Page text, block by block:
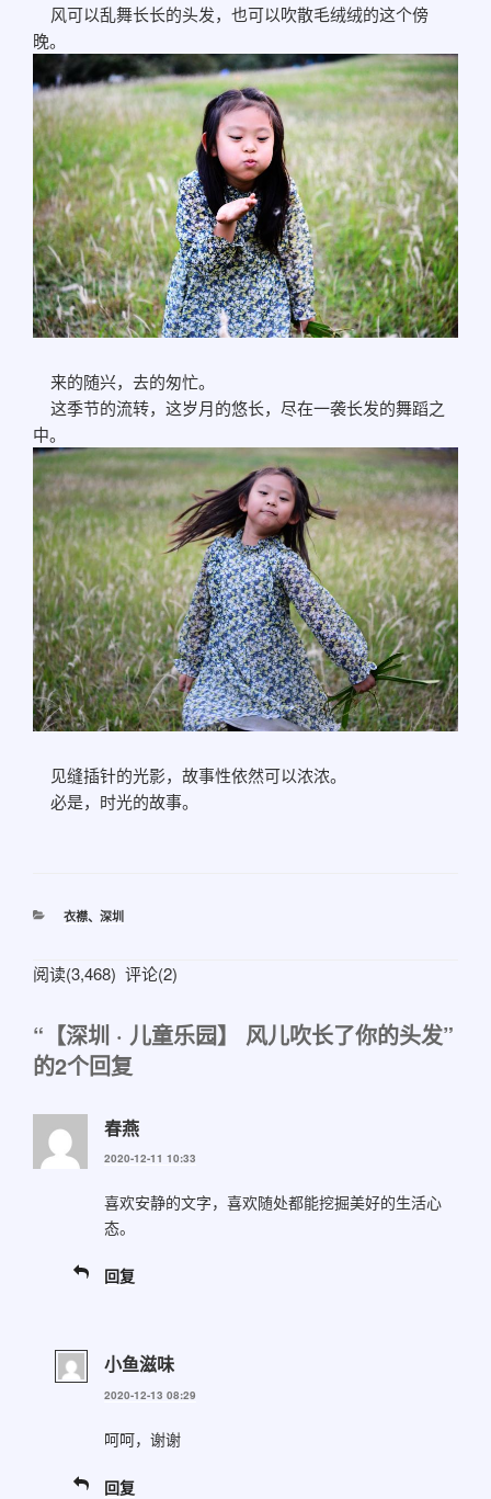
风可以乱舞长长的头发，也可以吹散毛绒绒的这个傍
晚。
来的随兴，去的匆忙。
这季节的流转，这岁月的悠长，尽在一袭长发的舞蹈之
中。
见缝插针的光影，故事性依然可以浓浓。
必是，时光的故事。
分
衣襟、 深圳
阅读(3,468) 评论(2)
“【深圳 · 儿童乐园】 风儿吹长了你的头发”
的2个回复
春燕
2020-12-11 10:33
喜欢安静的文字，喜欢随处都能挖掘美好的生活心
态。
回复
小鱼滋味
2020-12-13 08:29
呵呵，谢谢
回复